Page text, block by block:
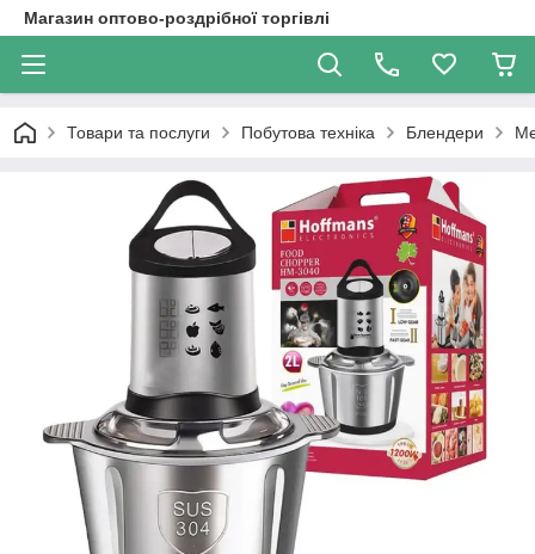
Магазин оптово-роздрібної торгівлі
Товари та послуги Побутова техніка Блендери